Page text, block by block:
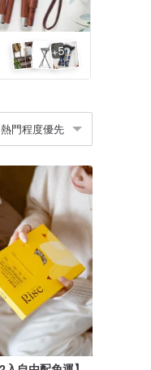
+5
熱門程度優先